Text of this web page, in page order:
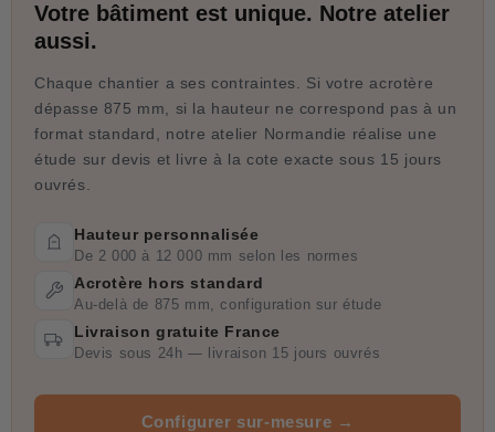
Votre bâtiment est unique. Notre atelier
aussi.
Chaque chantier a ses contraintes. Si votre acrotère
dépasse 875 mm, si la hauteur ne correspond pas à un
format standard, notre atelier Normandie réalise une
étude sur devis et livre à la cote exacte sous 15 jours
ouvrés.
Hauteur personnalisée
De 2 000 à 12 000 mm selon les normes
Acrotère hors standard
Au-delà de 875 mm, configuration sur étude
Livraison gratuite France
Devis sous 24h — livraison 15 jours ouvrés
Configurer sur-mesure →